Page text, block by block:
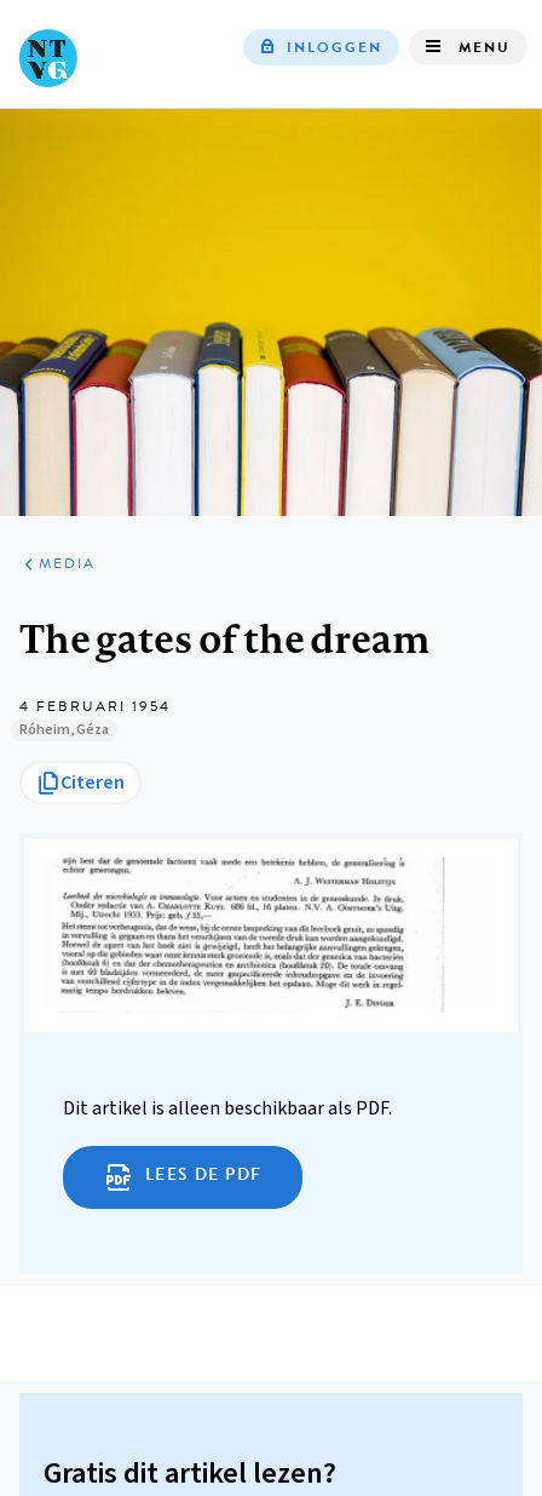
INLOGGEN MENU
ARTIKELEN
VARIA
MEDIA
The gates of the dream
4 FEBRUARI 1954
Róheim, Géza
Citeren
Dit artikel is alleen beschikbaar als PDF.
LEES DE PDF
Gratis dit artikel lezen?